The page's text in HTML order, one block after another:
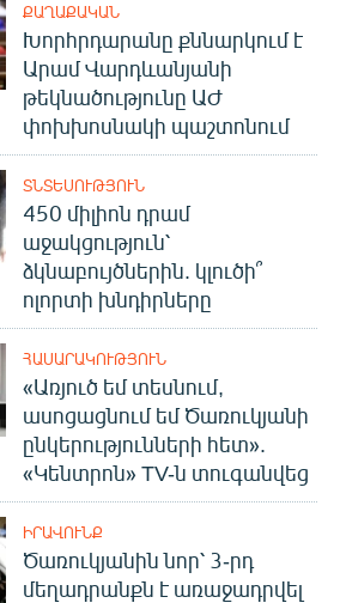
կայքերը
ՔԱՂԱՔԱԿԱՆ
Խորհրդարանը քննարկում է
Արամ Վարդևանյանի
թեկնածությունը ԱԺ
փոխխոսնակի պաշտոնում
ՏՆՏԵՍՈՒԹՅՈՒՆ
450 միլիոն դրամ
աջակցություն՝
ձկնաբույծներին. կլուծի՞
ոլորտի խնդիրները
ՀԱՍԱՐԱԿՈՒԹՅՈՒՆ
«Առյուծ եմ տեսնում,
ասոցացնում եմ Ծառուկյանի
ընկերությունների հետ».
«Կենտրոն» TV-ն տուգանվեց
ԻՐԱՎՈՒՆՔ
Ծառուկյանին նոր՝ 3-րդ
մեղադրանքն է առաջադրվել